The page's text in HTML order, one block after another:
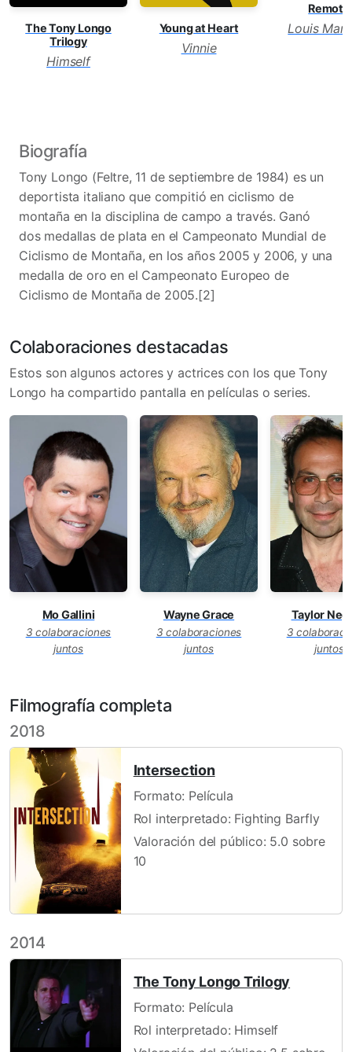
The Tony Longo
Trilogy
Himself
Young at Heart
Vinnie
Remote
Louis
Biografía
Tony Longo (Feltre, 11 de septiembre de 1984) es un
deportista italiano que compitió en ciclismo de
montaña en la disciplina de campo a través.​ Ganó
dos medallas de plata en el Campeonato Mundial de
Ciclismo de Montaña, en los años 2005 y 2006, y una
medalla de oro en el Campeonato Europeo de
Ciclismo de Montaña de 2005.[2]​
Colaboraciones destacadas
Estos son algunos actores y actrices con los que Tony
Longo ha compartido pantalla en películas o series.
Mo Gallini
3 colaboraciones
juntos
Wayne Grace
3 colaboraciones
juntos
Taylor
3
juntos
Filmografía completa
2018
Intersection
Formato: Película
Rol interpretado: Fighting Barfly
Valoración del público: 5.0 sobre
10
2014
The Tony Longo Trilogy
Formato: Película
Rol interpretado: Himself